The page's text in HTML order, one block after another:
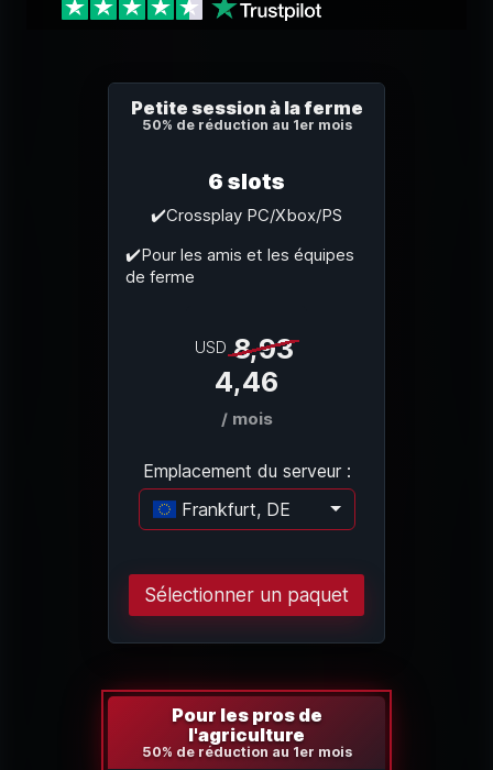
Petite session à la ferme
50% de réduction au 1er mois
6 slots
✔️Crossplay PC/Xbox/PS
✔️Pour les amis et les équipes
de ferme
USD 8,93
4,46
/ mois
Emplacement du serveur :
Frankfurt, DE
Chargement..
Sélectionner un paquet
Pour les pros de
l'agriculture
50% de réduction au 1er mois